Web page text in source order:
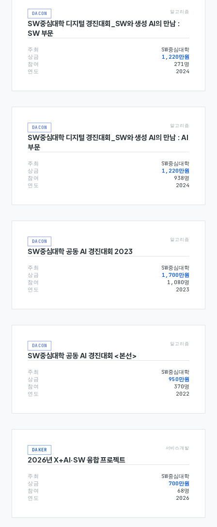
DACON 알고리즘
SW중심대학 디지털 경진대회_SW와 생성 AI의 만남 :
SW 부문
주최
SW중심대학
상금
1,220만원
참여
271명
연도
2024
DACON 알고리즘
SW중심대학 디지털 경진대회_SW와 생성 AI의 만남 : AI
부문
주최
SW중심대학
상금
1,220만원
참여
938명
연도
2024
DACON 알고리즘
SW중심대학 공동 AI 경진대회 2023
주최
SW중심대학
상금
1,700만원
참여
1,080명
연도
2023
DACON 알고리즘
SW중심대학 공동 AI 경진대회 <본선>
주최
SW중심대학
상금
950만원
참여
370명
연도
2022
DAKER 서비스개발
2026년 X+AI·SW 융합 프로젝트
주최
SW중심대학
상금
700만원
참여
68명
연도
2026